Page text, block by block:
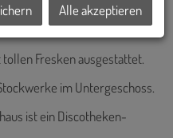
gelangt neu zur
tollen Fresken ausgestattet.
im Untergeschoss.
ist ein Discotheken-
Alle akzeptieren